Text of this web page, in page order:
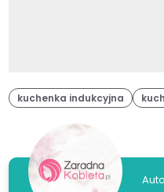
kuchenka indukcyjna